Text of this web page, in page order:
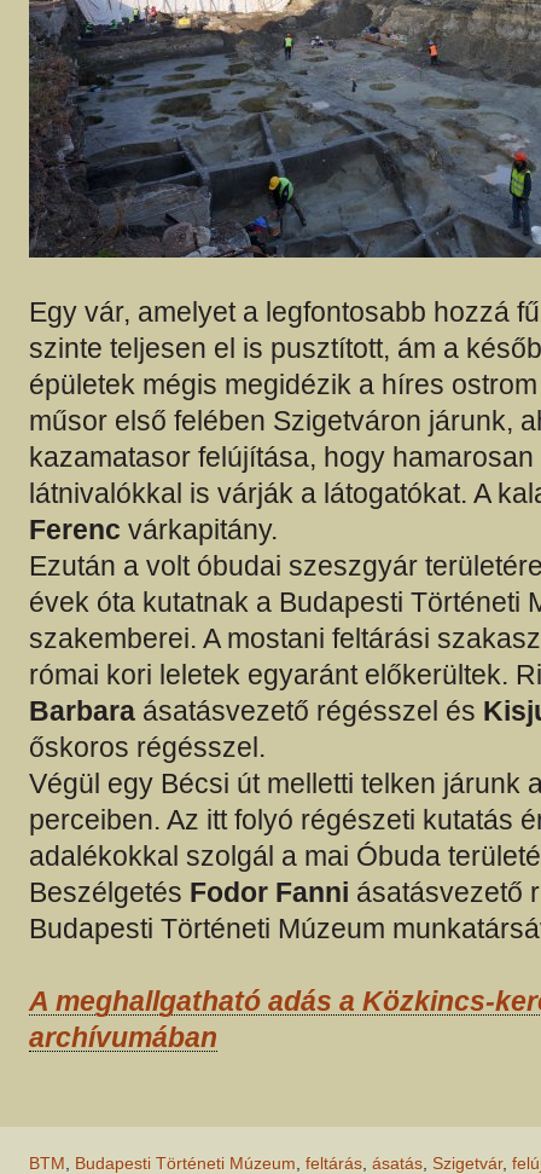
Egy vár, amelyet a legfontosabb hozzá
szinte teljesen el is pusztított, ám a
épületek mégis megidézik a híres
műsor első felében Szigetváron járunk,
kazamatasor felújítása, hogy hamarosan
látnivalókkal is várják a látogatókat. A
Ferenc várkapitány.
Ezután a volt óbudai szeszgyár
évek óta kutatnak a Budapesti Történeti
szakemberei. A mostani feltárási
római kori leletek egyaránt előkerültek.
Barbara ásatásvezető régésszel és
őskoros régésszel.
Végül egy Bécsi út melletti telken járunk
perceiben. Az itt folyó régészeti kutatás
adalékokkal szolgál a mai Óbuda
Beszélgetés Fodor Fanni ásatásvezető
Budapesti Történeti Múzeum
A meghallgatható adás a Közkincs-
archívumában
BTM, Budapesti Történeti Múzeum, feltárás, ásatás, Szigetvár,